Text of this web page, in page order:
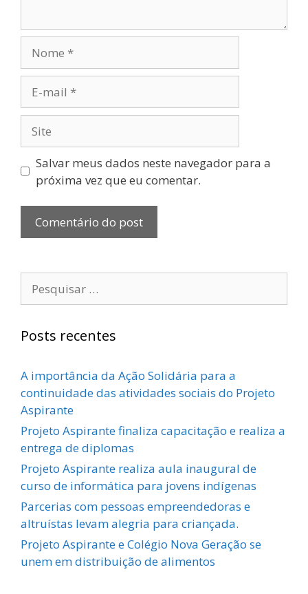
mail
Salvar meus dados neste navegador para a
próxima vez que eu comentar.
por:
Posts recentes
A importância da Ação Solidária para a
continuidade das atividades sociais do Projeto
Aspirante
Projeto Aspirante finaliza capacitação e realiza a
entrega de diplomas
Projeto Aspirante realiza aula inaugural de
curso de informática para jovens indígenas
Parcerias com pessoas empreendedoras e
altruístas levam alegria para criançada.
Projeto Aspirante e Colégio Nova Geração se
unem em distribuição de alimentos